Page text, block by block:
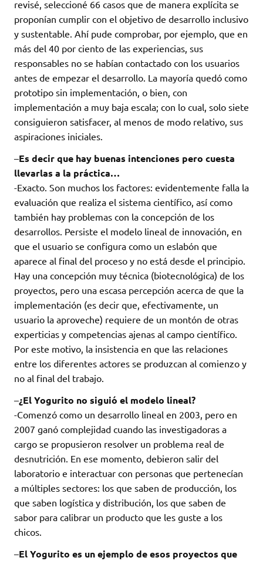
revisé, seleccioné 66 casos que de manera explícita se
proponían cumplir con el objetivo de desarrollo inclusivo
y sustentable. Ahí pude comprobar, por ejemplo, que en
más del 40 por ciento de las experiencias, sus
responsables no se habían contactado con los usuarios
antes de empezar el desarrollo. La mayoría quedó como
prototipo sin implementación, o bien, con
implementación a muy baja escala; con lo cual, solo siete
consiguieron satisfacer, al menos de modo relativo, sus
aspiraciones iniciales.
–Es decir que hay buenas intenciones pero cuesta
llevarlas a la práctica…
-Exacto. Son muchos los factores: evidentemente falla la
evaluación que realiza el sistema científico, así como
también hay problemas con la concepción de los
desarrollos. Persiste el modelo lineal de innovación, en
que el usuario se configura como un eslabón que
aparece al final del proceso y no está desde el principio.
Hay una concepción muy técnica (biotecnológica) de los
proyectos, pero una escasa percepción acerca de que la
implementación (es decir que, efectivamente, un
usuario la aproveche) requiere de un montón de otras
experticias y competencias ajenas al campo científico.
Por este motivo, la insistencia en que las relaciones
entre los diferentes actores se produzcan al comienzo y
no al final del trabajo.
–¿El Yogurito no siguió el modelo lineal?
-Comenzó como un desarrollo lineal en 2003, pero en
2007 ganó complejidad cuando las investigadoras a
cargo se propusieron resolver un problema real de
desnutrición. En ese momento, debieron salir del
laboratorio e interactuar con personas que pertenecían
a múltiples sectores: los que saben de producción, los
que saben logística y distribución, los que saben de
sabor para calibrar un producto que les guste a los
chicos.
–El Yogurito es un ejemplo de esos proyectos que